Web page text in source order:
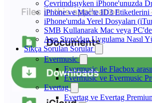
Çevrimdışıyken iPhone'unuzda
iPhone ve Mac'te ID3 Etiketlerini
iPhone'umda Yerel Dosyaları
SMB Kullanarak Mac veya
App Store'dan Uygulama Nasıl
Sıkça Sorulan Sorular
Evermusic
Evermusic ile Flacbox
Evermusic ve Evermusic
Evertag
Evertag ve Evertag